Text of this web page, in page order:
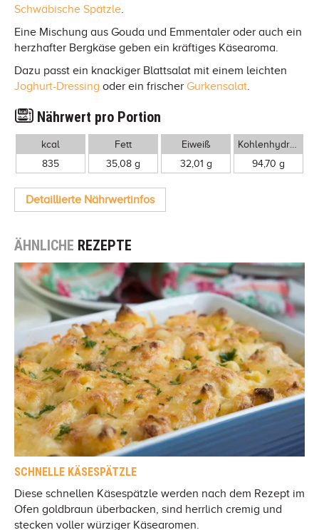
Schwäbische Spätzle.
Eine Mischung aus Gouda und Emmentaler oder auch ein
herzhafter Bergkäse geben ein kräftiges Käsearoma.
Dazu passt ein knackiger Blattsalat mit einem leichten
Joghurt-Dressing oder ein frischer Gurkensalat.
Nährwert pro Portion
kcal
835
Fett
35,08 g
Eiweiß
32,01 g
94,70 g
Detaillierte Nährwertinfos
ÄHNLICHE REZEPTE
SCHNELLE KÄSESPÄTZLE
Diese schnellen Käsespätzle werden nach dem Rezept im
Ofen goldbraun überbacken, sind herrlich cremig und
stecken voller würziger Käsearomen.